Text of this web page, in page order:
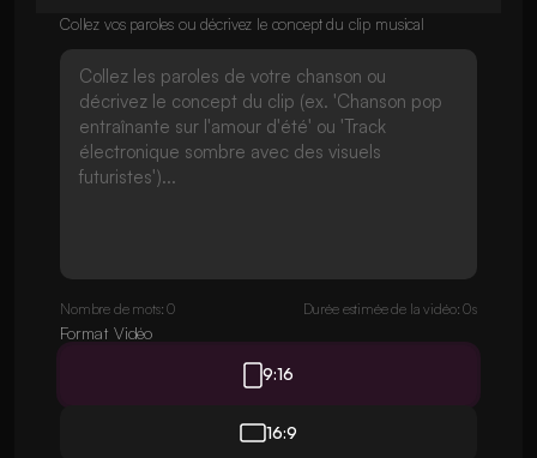
Collez vos paroles ou décrivez le concept du clip musical
Nombre de mots: 0 Durée estimée de la vidéo: 0s
Format Vidéo
9:16
16:9